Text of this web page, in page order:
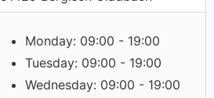
Monday: 09:00 - 19:00
Tuesday: 09:00 - 19:00
Wednesday: 09:00 - 19:00